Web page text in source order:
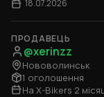
18.07.2026
ПРОДАВЕЦЬ
@xerinzz
Нововолинськ
1 оголошення
На X-Bikers 2